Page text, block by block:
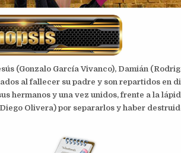
(Gonzalo García Vivanco), Damián
al fallecer su padre y son repartidos en
hermanos y una vez unidos, frente a la
Olivera) por separarlos y haber